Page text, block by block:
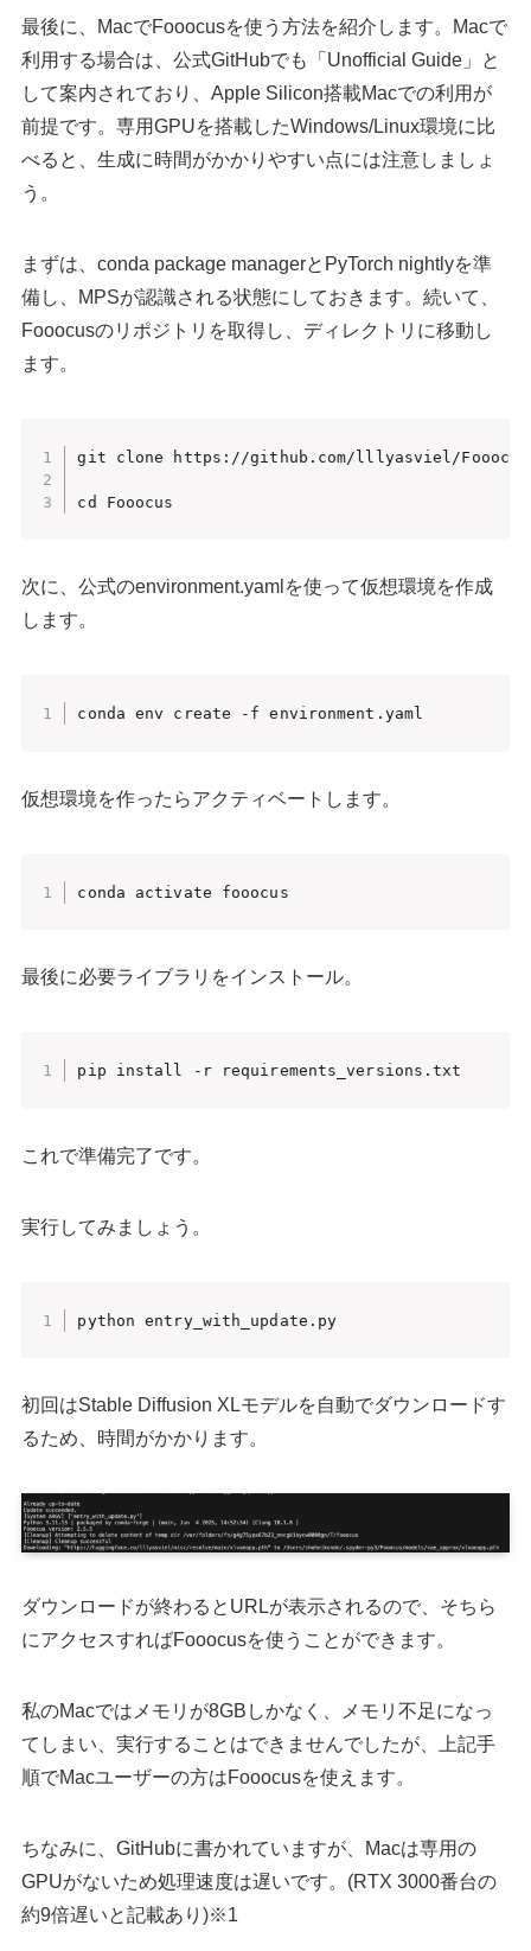
最後に、MacでFooocusを使う方法を紹介します。Macで
利用する場合は、公式GitHubでも「Unofficial Guide」と
して案内されており、Apple Silicon搭載Macでの利用が
前提です。専用GPUを搭載したWindows/Linux環境に比
べると、生成に時間がかかりやすい点には注意しましょ
う。
まずは、conda package managerとPyTorch nightlyを準
備し、MPSが認識される状態にしておきます。続いて、
Fooocusのリポジトリを取得し、ディレクトリに移動し
ます。
git clone https://github.com/lllyasviel/
cd Fooocus
次に、公式のenvironment.yamlを使って仮想環境を作成
します。
conda env create -f environment.yaml
仮想環境を作ったらアクティベートします。
最後に必要ライブラリをインストール。
pip install -r requirements_versions.txt
これで準備完了です。
実行してみましょう。
python entry_with_update.py
初回はStable Diffusion XLモデルを自動でダウンロードす
るため、時間がかかります。
ダウンロードが終わるとURLが表示されるので、そちら
にアクセスすればFooocusを使うことができます。
私のMacではメモリが8GBしかなく、メモリ不足になっ
てしまい、実行することはできませんでしたが、上記手
順でMacユーザーの方はFooocusを使えます。
ちなみに、GitHubに書かれていますが、Macは専用の
GPUがないため処理速度は遅いです。(RTX 3000番台の
約9倍遅いと記載あり)※1